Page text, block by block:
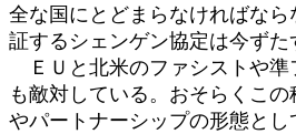
全な国にとどまらなければな
証するシェンゲン協定は今ずた
ＥＵと北米のファシストや準
も敵対している。おそらくこ
やパートナーシップの形態と